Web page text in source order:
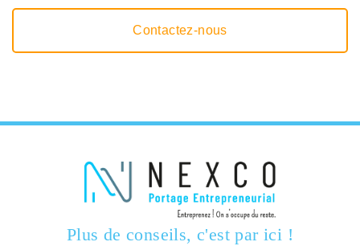
Contactez-nous
Plus de conseils, c'est par ici !